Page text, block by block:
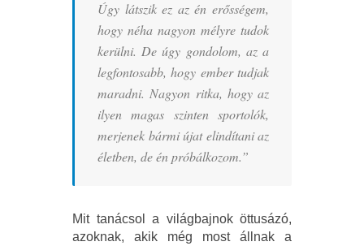
Úgy látszik ez az én erősségem,
hogy néha nagyon mélyre tudok
kerülni. De úgy gondolom, az a
legfontosabb, hogy ember tudjak
maradni. Nagyon ritka, hogy az
ilyen magas szinten sportolók,
merjenek bármi újat elindítani az
életben, de én próbálkozom.”
Mit tanácsol a világbajnok öttusázó,
azoknak, akik még most állnak a